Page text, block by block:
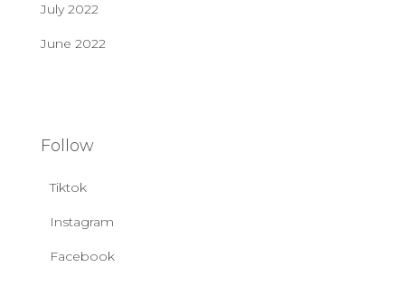
July 2022
June 2022
Follow
Tiktok
Instagram
Facebook